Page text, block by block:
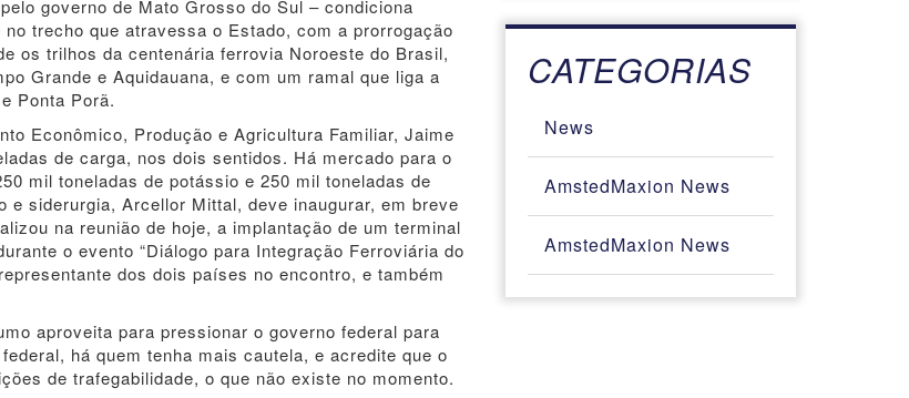
governo de Mato Grosso do Sul – condiciona
trecho que atravessa o Estado, com a prorrogação
os trilhos da centenária ferrovia Noroeste do Brasil,
Grande e Aquidauana, e com um ramal que liga a
Ponta Porã.
Econômico, Produção e Agricultura Familiar, Jaime
de carga, nos dois sentidos. Há mercado para o
mil toneladas de potássio e 250 mil toneladas de
siderurgia, Arcellor Mittal, deve inaugurar, em breve
na reunião de hoje, a implantação de um terminal
o evento “Diálogo para Integração Ferroviária do
dos dois países no encontro, e também
aproveita para pressionar o governo federal para
há quem tenha mais cautela, e acredite que o
de trafegabilidade, o que não existe no momento.
CATEGORIAS
News
AmstedMaxion News
AmstedMaxion News